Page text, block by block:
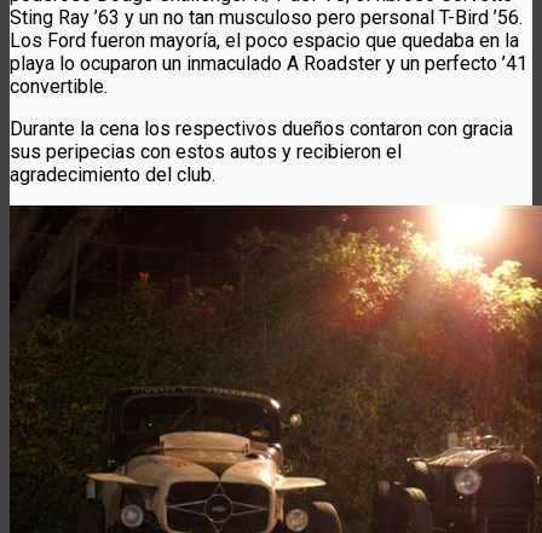
Sting Ray ’63 y un no tan musculoso pero personal T-Bird ’56.
Los Ford fueron mayoría, el poco espacio que quedaba en la
playa lo ocuparon un inmaculado A Roadster y un perfecto ’41
convertible.
Durante la cena los respectivos dueños contaron con gracia
sus peripecias con estos autos y recibieron el
agradecimiento del club.